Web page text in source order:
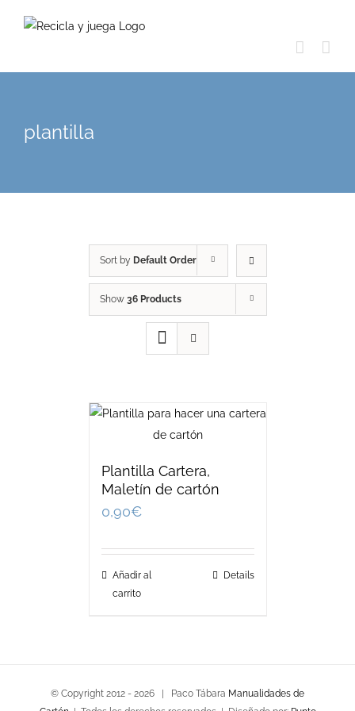
plantilla
Sort by Default Order
Show 36 Products
Plantilla Cartera,
Maletín de cartón
0,90€
Añadir al
carrito
Details
© Copyright 2012 - 2026 | Paco Tábara Manualidades de